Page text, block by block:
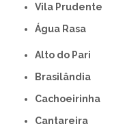
Vila Prudente
Água Rasa
Alto do Pari
Brasilândia
Cachoeirinha
Cantareira